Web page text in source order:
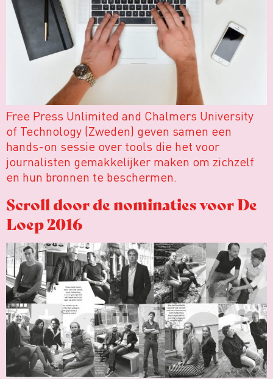
Free Press Unlimited and Chalmers University
of Technology (Zweden) geven samen een
hands-on sessie over tools die het voor
journalisten gemakkelijker maken om zichzelf
en hun bronnen te beschermen.
Scroll door de nominaties voor De
Loep 2016